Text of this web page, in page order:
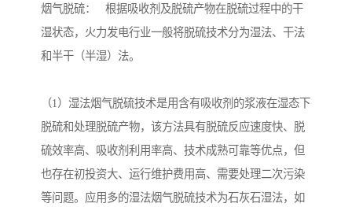
烟气脱硫： 根据吸收剂及脱硫产物在脱硫过程中的干
湿状态，火力发电行业一般将脱硫技术分为湿法、干法
和半干（半湿）法。
（1）湿法烟气脱硫技术是用含有吸收剂的浆液在湿态下
脱硫和处理脱硫产物，该方法具有脱硫反应速度快、脱
硫效率高、吸收剂利用率高、技术成熟可靠等优点，但
也存在初投资大、运行维护费用高、需要处理二次污染
等问题。应用多的湿法烟气脱硫技术为石灰石湿法，如